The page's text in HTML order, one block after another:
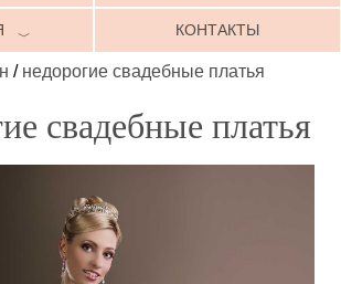
﹀ КОНТАКТЫ
/ недорогие свадебные платья
свадебные платья